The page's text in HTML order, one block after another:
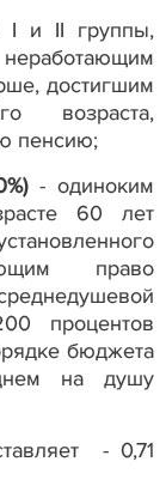
I и II группы,
достигшим
возраста,
пенсию;
- одиноким
60
лет
право
процентов
бюджета
на
душу
- 0,71